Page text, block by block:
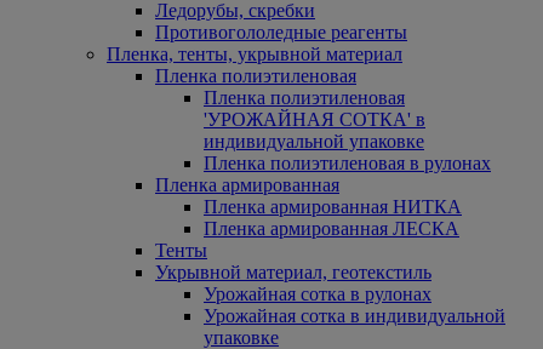
Ледорубы, скребки
Противогололедные реагенты
Пленка, тенты, укрывной материал
Пленка полиэтиленовая
Пленка полиэтиленовая
'УРОЖАЙНАЯ СОТКА' в
индивидуальной упаковке
Пленка полиэтиленовая в рулонах
Пленка армированная
Пленка армированная НИТКА
Пленка армированная ЛЕСКА
Тенты
Укрывной материал, геотекстиль
Урожайная сотка в рулонах
Урожайная сотка в индивидуальной
упаковке